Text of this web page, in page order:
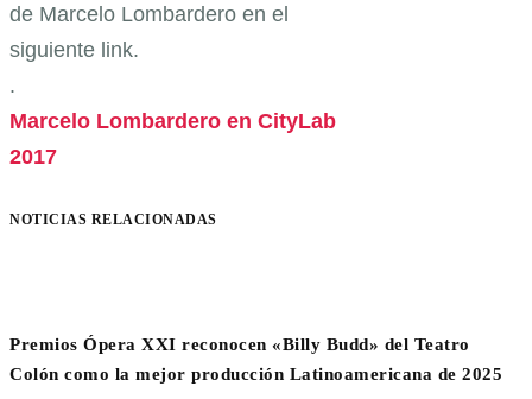
de Marcelo Lombardero en el
siguiente link.
.
Marcelo Lombardero en CityLab
2017
NOTICIAS RELACIONADAS
Premios Ópera XXI reconocen «Billy Budd» del Teatro
Colón como la mejor producción Latinoamericana de 2025